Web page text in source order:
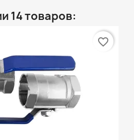
14 товаров:
favorite_border